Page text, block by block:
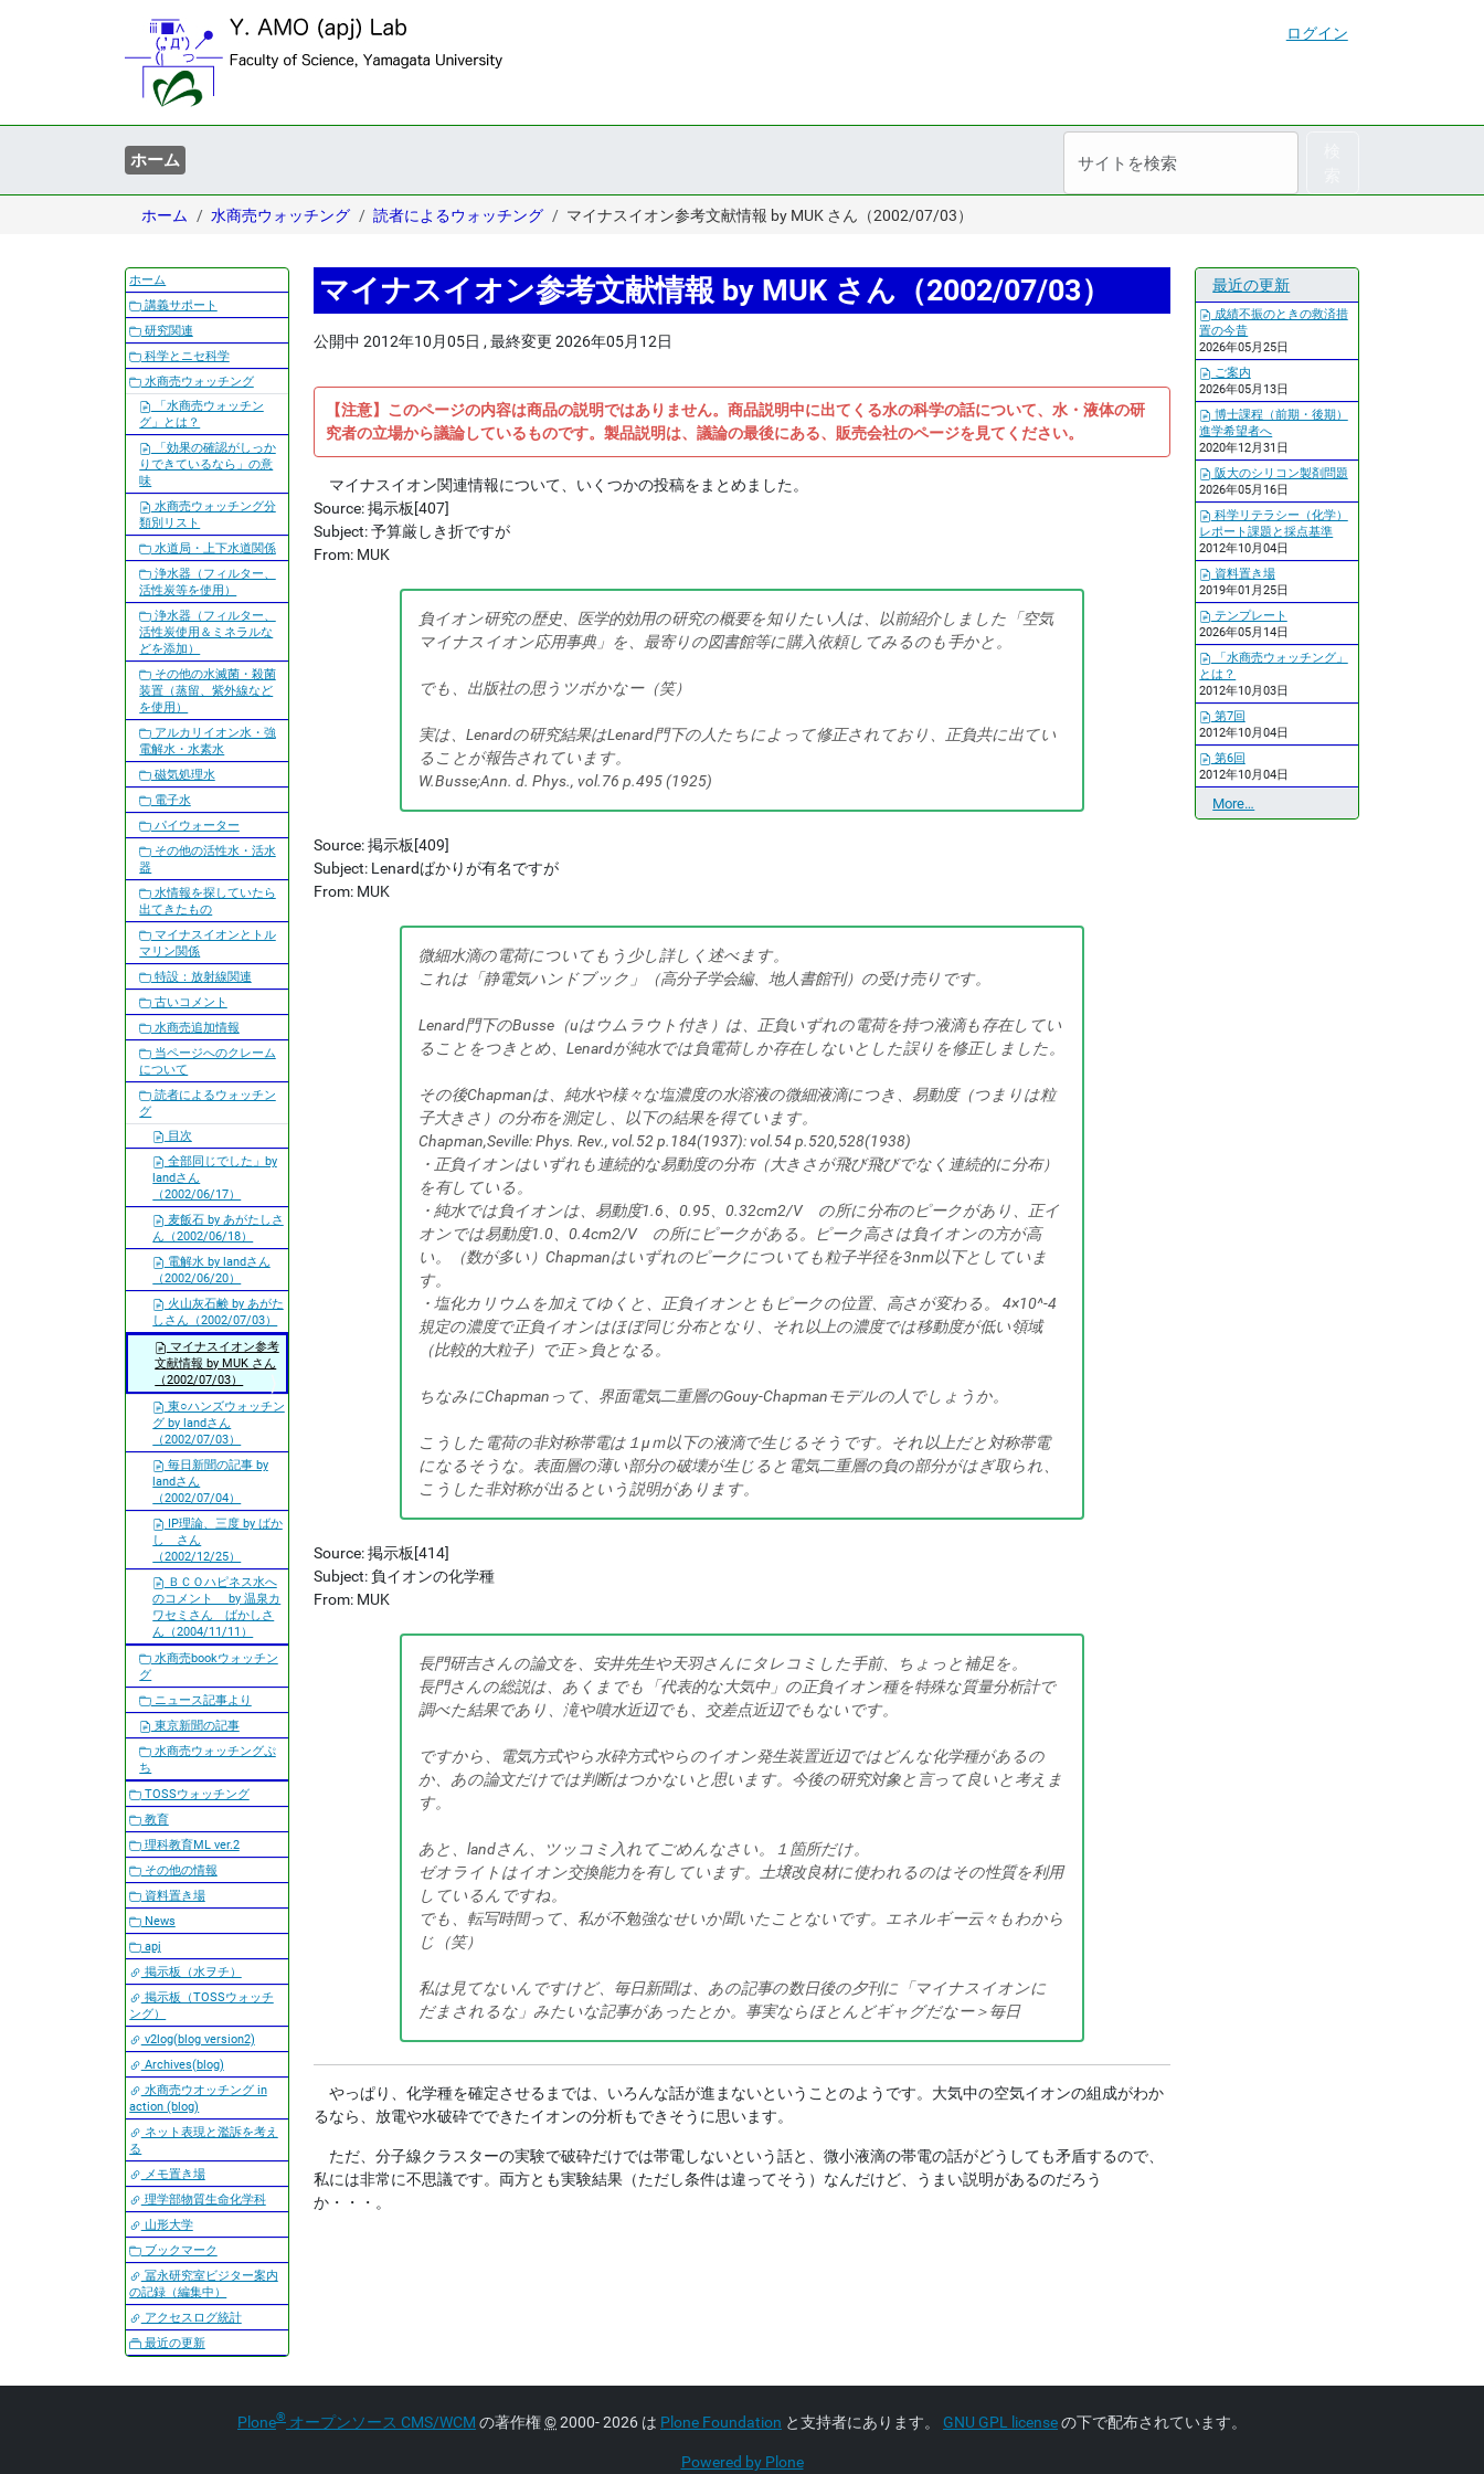
ログイン
ホーム
イ
ト
細
検
ホーム 水商売ウォッチング 読者によるウォッチング マイナスイオン参考文献情報 by MUK さん（2002/07/03）
マイナスイオン参考文献情報 by MUK さん（2002/07/03）
公開中 2012年10月05日 ,最終変更 2026年05月12日
【注意】このページの内容は商品の説明ではありません。商品説明中に出てくる水の科学の話について、水・液体の研
究者の立場から議論しているものです。製品説明は、議論の最後にある、販売会社のページを見てください。
マイナスイオン関連情報について、いくつかの投稿をまとめました。
Source: 掲示板[407]
Subject: 予算厳しき折ですが
From: MUK
負イオン研究の歴史、医学的効用の研究の概要を知りたい人は、以前紹介しました「空気
マイナスイオン応用事典」を、最寄りの図書館等に購入依頼してみるのも手かと。
でも、出版社の思うツボかなー（笑）
実は、Lenardの研究結果はLenard門下の人たちによって修正されており、正負共に出てい
ることが報告されています。
W.Busse;Ann. d. Phys., vol.76 p.495 (1925)
Source: 掲示板[409]
Subject: Lenardばかりが有名ですが
From: MUK
微細水滴の電荷についてもう少し詳しく述べます。
これは「静電気ハンドブック」（高分子学会編、地人書館刊）の受け売りです。
Lenard門下のBusse（uはウムラウト付き）は、正負いずれの電荷を持つ液滴も存在してい
ることをつきとめ、Lenardが純水では負電荷しか存在しないとした誤りを修正しました。
その後Chapmanは、純水や様々な塩濃度の水溶液の微細液滴につき、易動度（つまりは粒
子大きさ）の分布を測定し、以下の結果を得ています。
Chapman,Seville: Phys. Rev., vol.52 p.184(1937): vol.54 p.520,528(1938)
・正負イオンはいずれも連続的な易動度の分布（大きさが飛び飛びでなく連続的に分布）
を有している。
・純水では負イオンは、易動度1.6、0.95、0.32cm2/V の所に分布のピークがあり、正イ
オンでは易動度1.0、0.4cm2/V の所にピークがある。ピーク高さは負イオンの方が高
い。（数が多い）Chapmanはいずれのピークについても粒子半径を3nm以下としていま
す。
・塩化カリウムを加えてゆくと、正負イオンともピークの位置、高さが変わる。 4×10^-4
規定の濃度で正負イオンはほぼ同じ分布となり、それ以上の濃度では移動度が低い領域
（比較的大粒子）で正＞負となる。
ちなみにChapmanって、界面電気二重層のGouy-Chapmanモデルの人でしょうか。
こうした電荷の非対称帯電は１μｍ以下の液滴で生じるそうです。それ以上だと対称帯電
になるそうな。表面層の薄い部分の破壊が生じると電気二重層の負の部分がはぎ取られ、
こうした非対称が出るという説明があります。
Source: 掲示板[414]
Subject: 負イオンの化学種
From: MUK
長門研吉さんの論文を、安井先生や天羽さんにタレコミした手前、ちょっと補足を。
長門さんの総説は、あくまでも「代表的な大気中」の正負イオン種を特殊な質量分析計で
調べた結果であり、滝や噴水近辺でも、交差点近辺でもないです。
ですから、電気方式やら水砕方式やらのイオン発生装置近辺ではどんな化学種があるの
か、あの論文だけでは判断はつかないと思います。今後の研究対象と言って良いと考えま
す。
あと、landさん、ツッコミ入れてごめんなさい。１箇所だけ。
ゼオライトはイオン交換能力を有しています。土壌改良材に使われるのはその性質を利用
しているんですね。
でも、転写時間って、私が不勉強なせいか聞いたことないです。エネルギー云々もわから
じ（笑）
私は見てないんですけど、毎日新聞は、あの記事の数日後の夕刊に「マイナスイオンに
だまされるな」みたいな記事があったとか。事実ならほとんどギャグだなー＞毎日
やっぱり、化学種を確定させるまでは、いろんな話が進まないということのようです。大気中の空気イオンの組成がわか
るなら、放電や水破砕でできたイオンの分析もできそうに思います。
ただ、分子線クラスターの実験で破砕だけでは帯電しないという話と、微小液滴の帯電の話がどうしても矛盾するので、
私には非常に不思議です。両方とも実験結果（ただし条件は違ってそう）なんだけど、うまい説明があるのだろう
か・・・。
ナ
ビ
ゲ
ー
シ
ョ
ン
ホーム
講義サポート
研究関連
科学とニセ科学
水商売ウォッチング
「水商売ウォッチン
グ」とは？
「効果の確認がしっか
りできているなら」の意
味
水商売ウォッチング分
類別リスト
水道局・上下水道関係
浄水器（フィルター、
活性炭等を使用）
浄水器（フィルター、
活性炭使用＆ミネラルな
どを添加）
その他の水滅菌・殺菌
装置（蒸留、紫外線など
を使用）
アルカリイオン水・強
電解水・水素水
磁気処理水
電子水
パイウォーター
その他の活性水・活水
器
水情報を探していたら
出てきたもの
マイナスイオンとトル
マリン関係
特設：放射線関連
古いコメント
水商売追加情報
当ページへのクレーム
について
読者によるウォッチン
グ
目次
全部同じでした」by
landさん
（2002/06/17）
麦飯石 by あがたしさ
ん（2002/06/18）
電解水 by landさん
（2002/06/20）
火山灰石鹸 by あがた
しさん（2002/07/03）
マイナスイオン参考
文献情報 by MUK さん
（2002/07/03）
東○ハンズウォッチン
グ by landさん
（2002/07/03）
毎日新聞の記事 by
landさん
（2002/07/04）
IP理論、三度 by ばか
し さん
（2002/12/25）
ＢＣＯハピネス水へ
のコメント by 温泉カ
ワセミさん ばかしさ
ん（2004/11/11）
水商売bookウォッチン
グ
ニュース記事より
東京新聞の記事
水商売ウォッチングぷ
ち
TOSSウォッチング
教育
理科教育ML ver.2
その他の情報
資料置き場
News
apj
掲示板（水ヲチ）
掲示板（TOSSウォッチ
ング）
v2log(blog version2)
Archives(blog)
水商売ウオッチング in
action (blog)
ネット表現と濫訴を考え
る
メモ置き場
理学部物質生命化学科
山形大学
ブックマーク
冨永研究室ビジター案内
の記録（編集中）
アクセスログ統計
最近の更新
最近の更新
成績不振のときの救済措
置の今昔
2026年05月25日
ご案内
2026年05月13日
博士課程（前期・後期）
進学希望者へ
2020年12月31日
阪大のシリコン製剤問題
2026年05月16日
科学リテラシー（化学）
レポート課題と採点基準
2012年10月04日
資料置き場
2019年01月25日
テンプレート
2026年05月14日
「水商売ウォッチング」
とは？
2012年10月03日
第7回
2012年10月04日
第6回
2012年10月04日
最
近
More…
Plone® オープンソース CMS/WCM の著作権©2000- 2026 は Plone Foundation と支持者にあります。 GNU GPL licenseの下で配布されています。
Powered by Plone